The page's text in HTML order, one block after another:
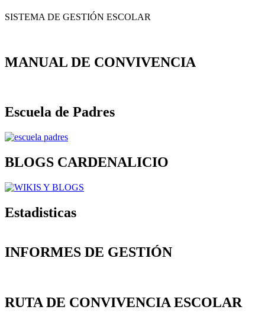
SISTEMA DE GESTIÓN ESCOLAR
MANUAL DE CONVIVENCIA
Escuela de Padres
BLOGS CARDENALICIO
Estadisticas
INFORMES DE GESTIÓN
RUTA DE CONVIVENCIA ESCOLAR